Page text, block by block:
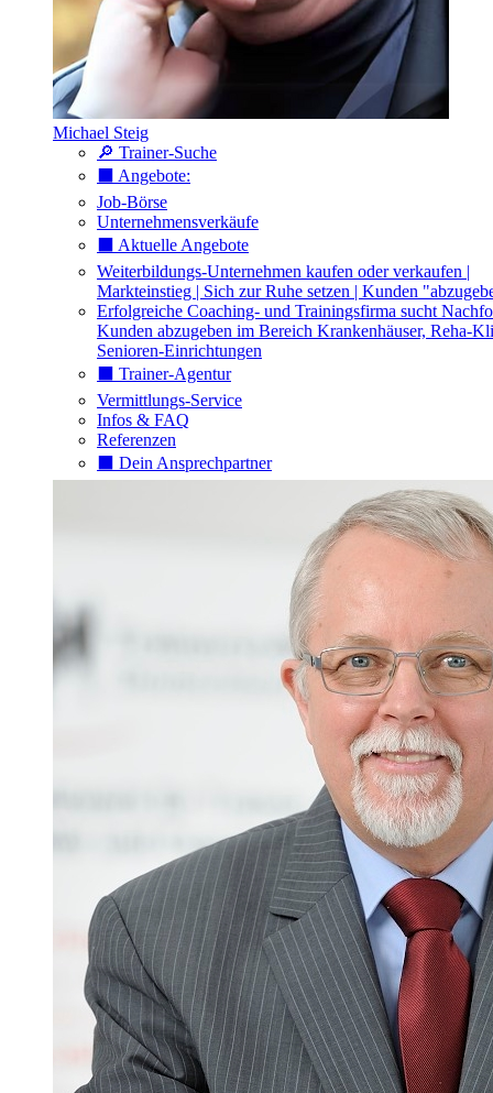
Michael Steig
🔎 Trainer-Suche
⬛️ Angebote:
Job-Börse
Unternehmensverkäufe
⬛️ Aktuelle Angebote
Weiterbildungs-Unternehmen kaufen oder verkaufen |
Markteinstieg | Sich zur Ruhe setzen | Kunden
Erfolgreiche Coaching- und Trainingsfirma sucht
Kunden abzugeben im Bereich Krankenhäuser, Reha-
Senioren-Einrichtungen
⬛️ Trainer-Agentur
Vermittlungs-Service
Infos & FAQ
Referenzen
⬛️ Dein Ansprechpartner